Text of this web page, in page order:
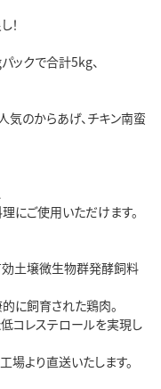
！
ックで合計5kg、
気のからあげ、チキン南蛮
にご使用いただけます。
効土壌微生物群発酵飼料
に飼育された鶏肉。
低コレステロールを実現し
より直送いたします。